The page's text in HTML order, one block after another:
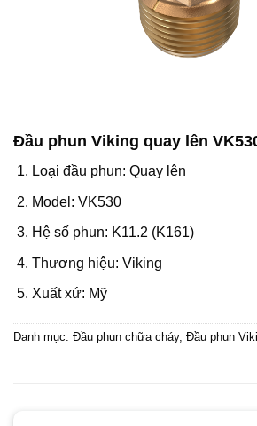
Đầu phun Viking quay lên
Loại đầu phun: Quay lên
Model: VK530
Hệ số phun: K11.2 (K161)
Thương hiệu: Viking
Xuất xứ: Mỹ
Danh mục: Đầu phun chữa cháy, Đầu phun